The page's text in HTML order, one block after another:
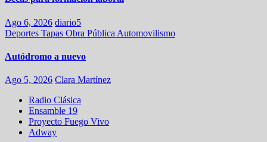
Ago 6, 2026 diario5
Deportes Tapas Obra Pública Automovilismo
Autódromo a nuevo
Ago 5, 2026 Clara Martínez
Radio Clásica
Ensamble 19
Proyecto Fuego Vivo
Adway